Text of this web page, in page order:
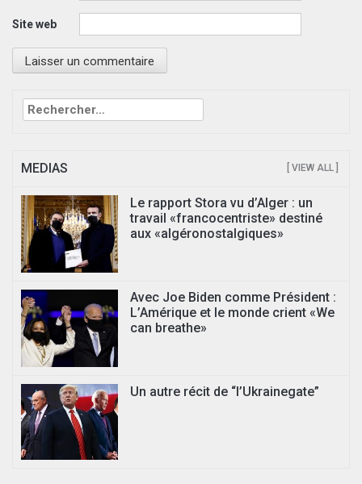
Site web
Rechercher :
MEDIAS [ VIEW ALL ]
Le rapport Stora vu d’Alger : un
travail «francocentriste» destiné
aux «algéronostalgiques»
Avec Joe Biden comme Président :
L’Amérique et le monde crient «We
can breathe»
Un autre récit de “l’Ukrainegate”